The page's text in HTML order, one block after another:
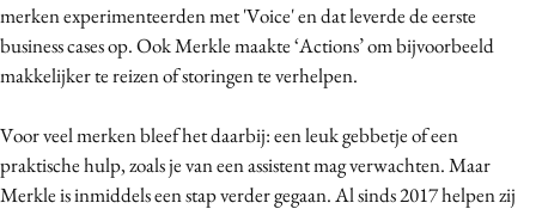
Diversiteit
Effectiviteit
Gedragsverandering
Interne communicatie
Martech
merken experimenteerden met 'Voice' en dat leverde de eerste
business cases op. Ook Merkle maakte ‘Actions’ om bijvoorbeeld
makkelijker te reizen of storingen te verhelpen.
Voor veel merken bleef het daarbij: een leuk gebbetje of een
praktische hulp, zoals je van een assistent mag verwachten. Maar
Merkle is inmiddels een stap verder gegaan. Al sinds 2017 helpen zij